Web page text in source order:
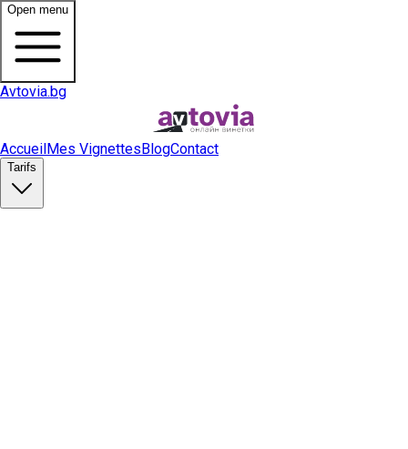
Open menu
Avtovia.bg
AccueilMes VignettesBlogContact
Tarifs